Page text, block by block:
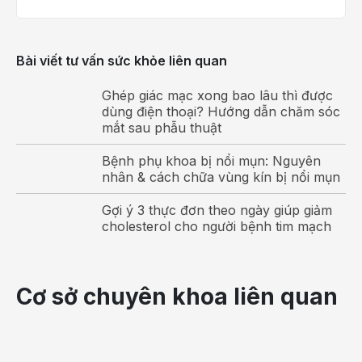
bệnh nhân. Mỗi kỹ thuật có cơ chế tác động khác
nhau lên hệ tiêu hóa nhằm kiểm soát cân nặng hiệu
quả và bền vững.
Phẫu thuật nối tắt dạ dày Roux-en-Y (Gastric
Đây là phương pháp tạo một túi dạ dày nhỏ và nối
trực tiếp với ruột non, bỏ qua phần lớn dạ dày và tá
tràng. Vừa hạn chế lượng thức ăn đưa vào, vừa giảm
chuyển hóa.
Bài viết tư vấn sức khỏe liên quan
Ghép giác mạc xong bao lâu thì được
dùng điện thoại? Hướng dẫn chăm sóc
mắt sau phẫu thuật
Bệnh phụ khoa bị nổi mụn: Nguyên
nhân & cách chữa vùng kín bị nổi mụn
Gợi ý 3 thực đơn theo ngày giúp giảm
cholesterol cho người bệnh tim mạch
Cơ sở chuyên khoa liên quan